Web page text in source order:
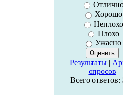
Отлично
Хорошо
Неплохо
Плохо
Ужасно
Результаты |
опросов
Всего ответов: